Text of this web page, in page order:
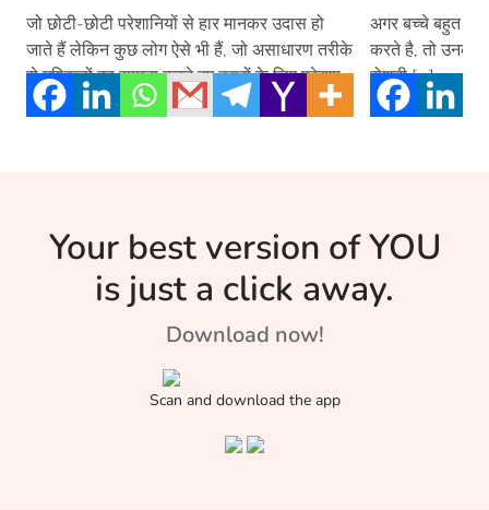
जो छोटी-छोटी परेशानियों से हार मानकर उदास हो
जाते हैं लेकिन कुछ लोग ऐसे भी हैं, जो असाधारण तरीके
से मुश्किलों का सामना करते हुए दूसरों के लिए प्रेरणा
बन जाते हैं।
अगर बच्चे बहुत देर
करते है, तो उनकी
रोशनी […]
Your best version of YOU
is just a click away.
Download now!
Scan and download the app